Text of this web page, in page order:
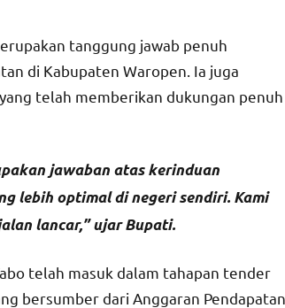
tanggung jawab penuh
di Kabupaten Waropen. Ia juga
telah memberikan dukungan penuh
jawaban atas kerinduan
lebih optimal di negeri sendiri. Kami
lancar,” ujar Bupati.
telah masuk dalam tahapan tender
bersumber dari Anggaran Pendapatan